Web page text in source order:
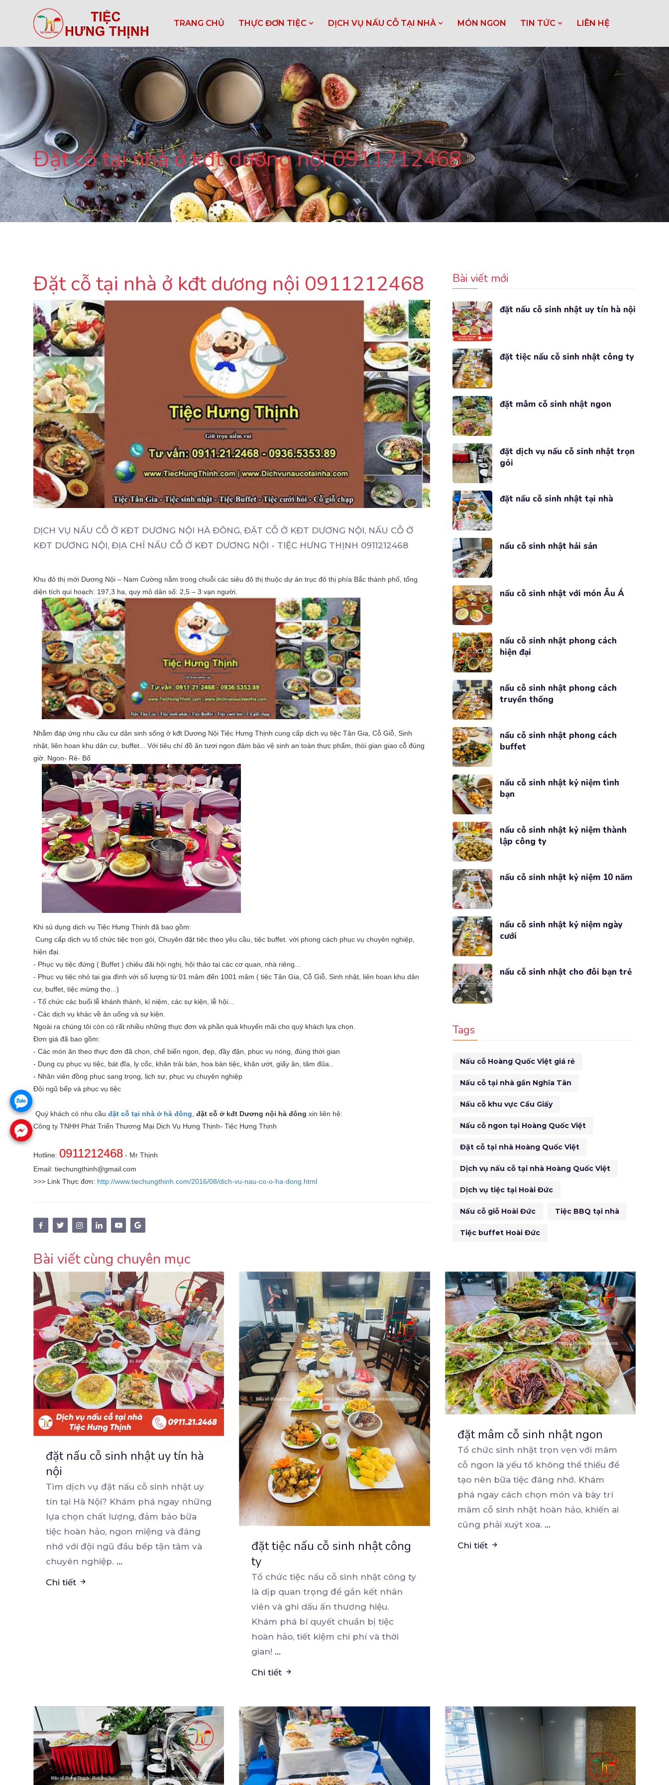
TRANG CHỦ THỰC ĐƠN TIỆC DỊCH VỤ NẤU CỖ TẠI NHÀ MÓN NGON TIN TỨC LIÊN HỆ
Đặt cỗ tại nhà ở kđt dương nội 0911212468
Đặt cỗ tại nhà ở kđt dương nội 0911212468
DỊCH VỤ NẤU CỖ Ở KĐT DƯƠNG NỘI HÀ ĐÔNG, ĐẶT CỖ Ở KĐT DƯƠNG NỘI, NẤU CỖ Ở
KĐT DƯƠNG NỘI, ĐỊA CHỈ NẤU CỖ Ở KĐT DƯƠNG NỘI - TIỆC HƯNG THỊNH 0911212468
Khu đô thị mới Dương Nội – Nam Cường nằm trong chuỗi các siêu đô thị thuộc dự án trục đô thị phía Bắc thành phố, tổng
diện tích qui hoạch: 197,3 ha, quy mô dân số: 2,5 – 3 vạn người.
Nhằm đáp ứng nhu cầu cư dân sinh sống ở kđt Dương Nội Tiệc Hưng Thịnh cung cấp dịch vụ tiệc Tân Gia, Cỗ Giỗ, Sinh
nhật, liên hoan khu dân cư, buffet... Với tiêu chí đồ ăn tươi ngon đảm bảo vệ sinh an toàn thực phẩm, thòi gian giao cỗ đúng
giờ. Ngon- Rẻ- Bổ
Khi sủ dụng dịch vụ Tiệc Hưng Thịnh đã bao gồm:
Cung cấp dịch vụ tổ chức tiệc trọn gói, Chuyên đặt tiệc theo yêu cầu, tiệc buffet. với phong cách phục vụ chuyên nghiệp,
hiện đại.
- Phục vụ tiệc đứng ( Buffet ) chiêu đãi hội nghị, hội thảo tại các cơ quan, nhà riêng...
- Phục vụ tiệc nhỏ tại gia đình với số lượng từ 01 mâm đến 1001 mâm ( tiệc Tân Gia, Cỗ Giỗ, Sinh nhật, liên hoan khu dân
cư, buffet, tiệc mừng thọ...)
- Tổ chức các buổi lễ khánh thành, kỉ niệm, các sự kiện, lễ hội...
- Các dịch vụ khác về ăn uống và sự kiện.
Ngoài ra chúng tôi còn có rất nhiều những thực đơn và phần quà khuyến mãi cho quý khách lựa chọn.
Đơn giá đã bao gồm:
- Các món ăn theo thực đơn đã chọn, chế biến ngon, đẹp, đầy đặn, phục vụ nóng, đúng thời gian
- Dụng cụ phục vụ tiệc, bát đĩa, ly cốc, khăn trải bàn, hoa bàn tiệc, khăn ướt, giấy ăn, tăm đũa..
- Nhân viên đồng phục sang trọng, lịch sự, phục vụ chuyên nghiệp
Đội ngũ bếp và phục vụ tiệc
Quý khách có nhu cầu đặt cỗ tại nhà ở hà đông đặt cỗ ở kđt Dương nội hà đông xin liên hệ:
Công ty TNHH Phát Triển Thương Mại Dịch Vụ Hưng Thịnh- Tiệc Hưng Thịnh
Hotline: 0911212468 - Mr Thịnh
Email: tiechungthinh@gmail.com
>>> Link Thực đơn: http://www.tiechungthinh.com/2016/08/dich-vu-nau-co-o-ha-dong.html
Bài viết mới
đặt nấu cỗ sinh nhật uy tín hà nội
đặt tiệc nấu cỗ sinh nhật công ty
đặt mâm cỗ sinh nhật ngon
đặt dịch vụ nấu cỗ sinh nhật trọn
gói
đặt nấu cỗ sinh nhật tại nhà
nấu cỗ sinh nhật hải sản
nấu cỗ sinh nhật với món Âu Á
nấu cỗ sinh nhật phong cách
hiện đại
nấu cỗ sinh nhật phong cách
truyền thống
nấu cỗ sinh nhật phong cách
buffet
nấu cỗ sinh nhật kỷ niệm tình
bạn
nấu cỗ sinh nhật kỷ niệm thành
lập công ty
nấu cỗ sinh nhật kỷ niệm 10 năm
nấu cỗ sinh nhật kỷ niệm ngày
cưới
nấu cỗ sinh nhật cho đôi bạn trẻ
Tags
Nấu cỗ Hoàng Quốc Việt giá rẻ
Nấu cỗ tại nhà gần Nghĩa Tân
Nấu cỗ khu vực Cầu Giấy
Nấu cỗ ngon tại Hoàng Quốc Việt
Đặt cỗ tại nhà Hoàng Quốc Việt
Dịch vụ nấu cỗ tại nhà Hoàng Quốc Việt
Dịch vụ tiệc tại Hoài Đức
Nấu cỗ giỗ Hoài Đức Tiệc BBQ tại nhà
Tiệc buffet Hoài Đức
Bài viết cùng chuyên mục
đặt nấu cỗ sinh nhật uy tín hà
nội
Tìm dịch vụ đặt nấu cỗ sinh nhật uy
tín tại Hà Nội? Khám phá ngay những
lựa chọn chất lượng, đảm bảo bữa
tiệc hoàn hảo, ngon miệng và đáng
nhớ với đội ngũ đầu bếp tận tâm và
chuyên nghiệp. ...
Chi tiết
đặt tiệc nấu cỗ sinh nhật công
ty
Tổ chức tiệc nấu cỗ sinh nhật công ty
là dịp quan trọng để gắn kết nhân
viên và ghi dấu ấn thương hiệu.
Khám phá bí quyết chuẩn bị tiệc
hoàn hảo, tiết kiệm chi phí và thời
gian! ...
Chi tiết
đặt mâm cỗ sinh nhật ngon
Tổ chức sinh nhật trọn vẹn với mâm
cỗ ngon là yếu tố không thể thiếu để
tạo nên bữa tiệc đáng nhớ. Khám
phá ngay cách chọn món và bày trí
mâm cỗ sinh nhật hoàn hảo, khiến ai
cũng phải xuýt xoa. ...
Chi tiết